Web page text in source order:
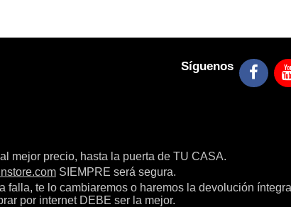
Síguenos
mejor precio, hasta la puerta de TU CASA.
SIEMPRE será segura.
te lo cambiaremos o haremos la devolución
por internet DEBE ser la mejor.